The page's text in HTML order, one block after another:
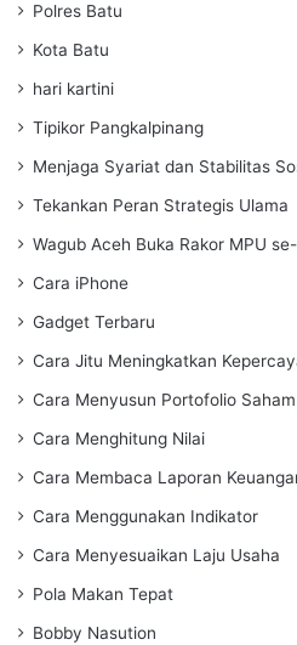
Polres Batu
Kota Batu
hari kartini
Tipikor Pangkalpinang
Menjaga Syariat dan Stabilitas
Tekankan Peran Strategis Ulama
Wagub Aceh Buka Rakor MPU
Cara iPhone
Gadget Terbaru
Cara Jitu Meningkatkan
Cara Menyusun Portofolio Saham
Cara Menghitung Nilai
Cara Membaca Laporan
Cara Menggunakan Indikator
Cara Menyesuaikan Laju Usaha
Pola Makan Tepat
Bobby Nasution